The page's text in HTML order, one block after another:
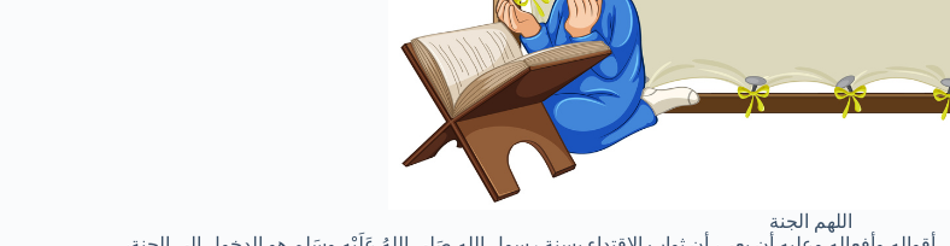
اللهم الجنة